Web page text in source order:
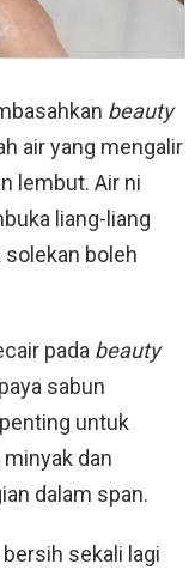
beauty
air yang mengalir
lembut. Air ni
liang-liang
solekan boleh
pada beauty
sabun
untuk
minyak dan
dalam span.
sekali lagi